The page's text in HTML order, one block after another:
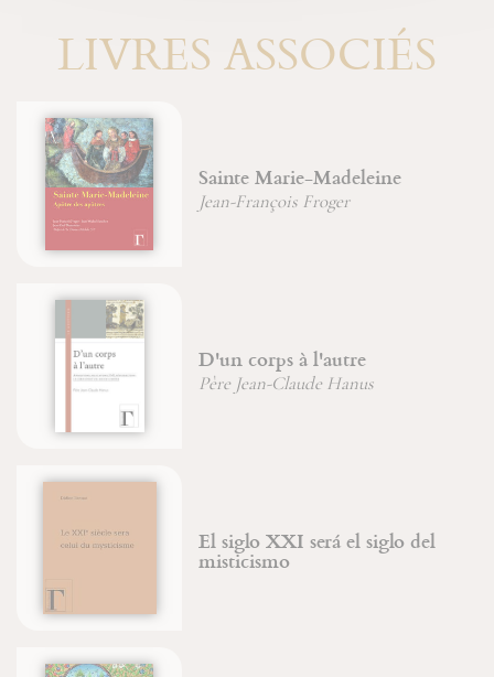
LIVRES ASSOCIÉS
Sainte Marie-Madeleine
Jean-François Froger
D'un corps à l'autre
Père Jean-Claude Hanus
El siglo XXI será el siglo del
misticismo